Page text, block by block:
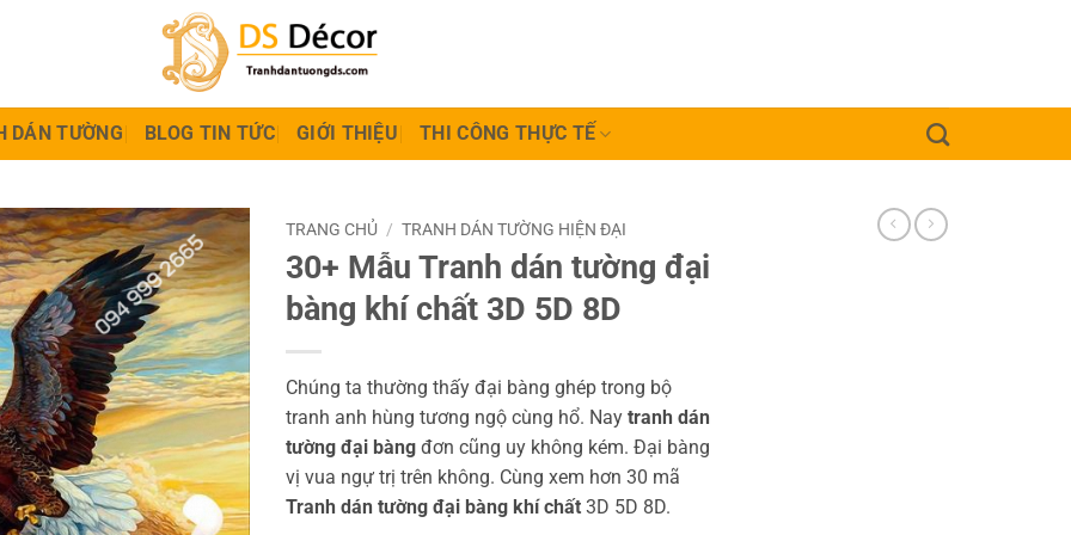
DÁN TƯỜNG BLOG TIN TỨC GIỚI THIỆU THI CÔNG THỰC TẾ
TRANG CHỦ / TRANH DÁN TƯỜNG HIỆN ĐẠI
30+ Mẫu Tranh dán tường đại
bàng khí chất 3D 5D 8D
Chúng ta thường thấy đại bàng ghép trong bộ
tranh anh hùng tương ngộ cùng hổ. Nay tranh dán
tường đại bàng đơn cũng uy không kém. Đại bàng
vị vua ngự trị trên không. Cùng xem hơn 30 mã
Tranh dán tường đại bàng khí chất 3D 5D 8D.